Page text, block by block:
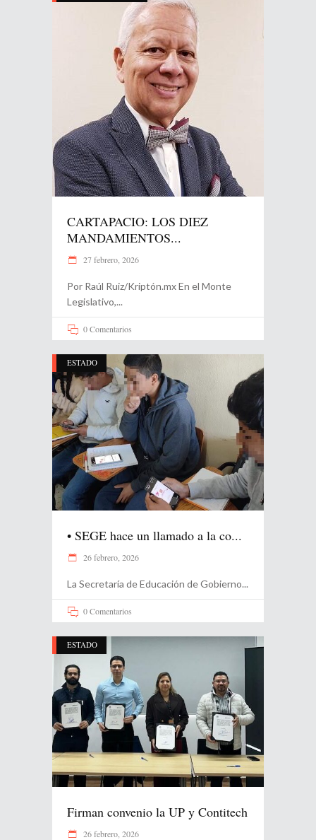
CARTAPACIO: LOS DIEZ
MANDAMIENTOS...
27 febrero, 2026
Por Raúl Ruiz/Kriptón.mx En el Monte
Legislativo,
0 Comentarios
ESTADO
•⁠ ⁠SEGE hace un llamado a la co...
26 febrero, 2026
La Secretaría de Educación de Gobierno
0 Comentarios
ESTADO
Firman convenio la UP y Contitech
26 febrero, 2026